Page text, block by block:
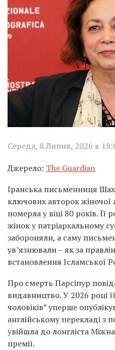
Середа, 8 Липня, 2026 в
Джерело: The Guardian
Іранська письменниця
ключових авторок жіночої
померла у віці 80 років.
жінок у патріархальному
забороняли, а саму
ув’язнювали – як за
встановлення Ісламської
Про смерть Парсіпур
видавництво. У 2026 році
чоловіків” уперше
англійському перекладі з
увійшла до лонгліста
премії.